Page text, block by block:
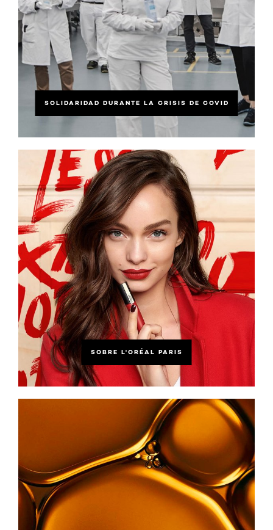
SOLIDARIDAD DURANTE LA CRISIS DE COVID
SOBRE L'ORÉAL PARIS